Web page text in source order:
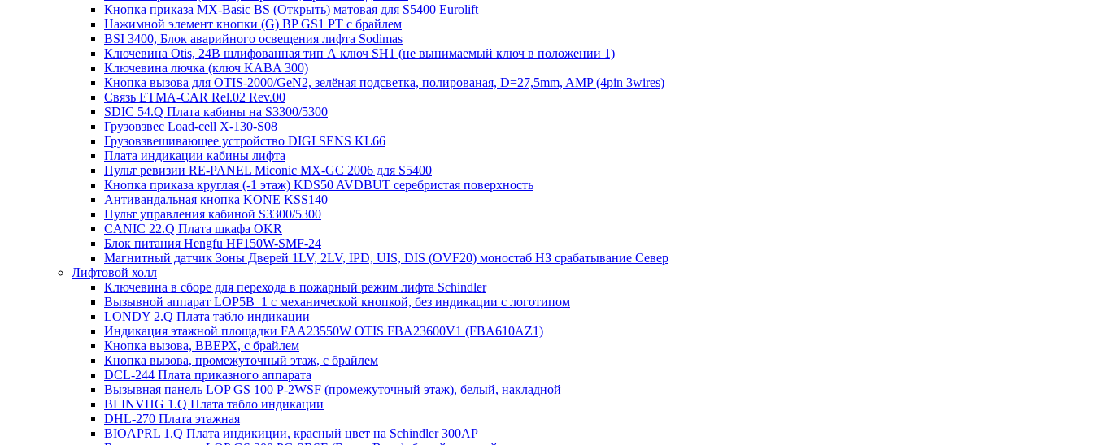
Кнопка приказа MX-Basic BS (Открыть) матовая для S5400 Eurolift
Нажимной элемент кнопки (G) BP GS1 PT с брайлем
BSI 3400, Блок аварийного освещения лифта Sodimas
Ключевина Otis, 24В шлифованная тип А ключ SH1 (не вынимаемый ключ в положении 1)
Ключевина лючка (ключ KABA 300)
Кнопка вызова для OTIS-2000/GeN2, зелёная подсветка, полированая, D=27,5mm, AMP (4pin 3wires)
Связь ETMA-CAR Rel.02 Rev.00
SDIC 54.Q Плата кабины на S3300/5300
Грузовзвес Load-cell X-130-S08
Грузовзвешивающее устройство DIGI SENS KL66
Плата индикации кабины лифта
Пульт ревизии RE-PANEL Miconic MX-GC 2006 для S5400
Кнопка приказа круглая (-1 этаж) KDS50 AVDBUT серебристая поверхность
Антивандальная кнопка KONE KSS140
Пульт управления кабиной S3300/5300
CANIC 22.Q Плата шкафа OKR
Блок питания Hengfu HF150W-SMF-24
Магнитный датчик Зоны Дверей 1LV, 2LV, IPD, UIS, DIS (OVF20) моностаб НЗ срабатывание Cевер
Лифтовой холл
Ключевина в сборе для перехода в пожарный режим лифта Schindler
Вызывной аппарат LOP5B_1 с механической кнопкой, без индикации с логотипом
LONDY 2.Q Плата табло индикации
Индикация этажной площадки FAA23550W OTIS FBA23600V1 (FBA610AZ1)
Кнопка вызова, ВВЕРХ, с брайлем
Кнопка вызова, промежуточный этаж, с брайлем
DCL-244 Плата приказного аппарата
Вызывная панель LOP GS 100 P-2WSF (промежуточный этаж), белый, накладной
BLINVHG 1.Q Плата табло индикации
DHL-270 Плата этажная
BIOAPRL 1.Q Плата индикиции, красный цвет на Schindler 300AP